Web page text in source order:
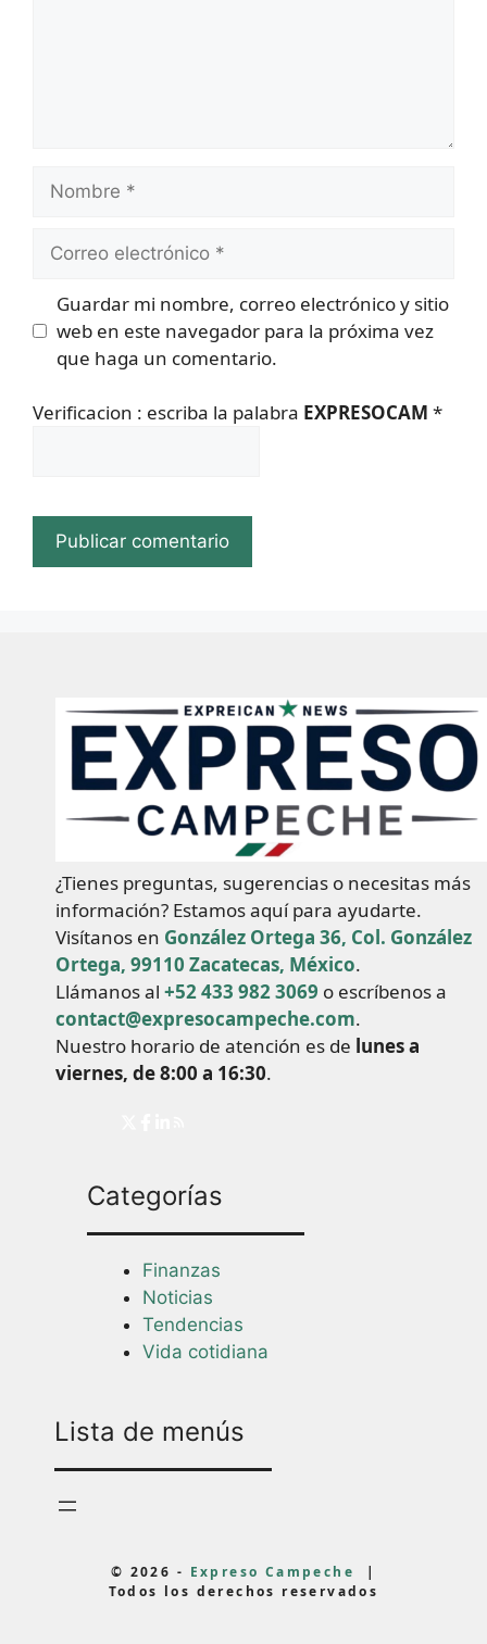
electrónico
Guardar mi nombre, correo electrónico y sitio
web en este navegador para la próxima vez
que haga un comentario.
Verificacion : escriba la palabra EXPRESOCAM *
¿Tienes preguntas, sugerencias o necesitas más
información? Estamos aquí para ayudarte.
Visítanos en González Ortega 36, Col. González
Ortega, 99110 Zacatecas, México.
Llámanos al +52 433 982 3069 o escríbenos a
contact@expresocampeche.com.
Nuestro horario de atención es de lunes a
viernes, de 8:00 a 16:30.
Categorías
Finanzas
Noticias
Tendencias
Vida cotidiana
Lista de menús
© 2026 - Expreso Campeche
|
Todos los derechos reservados